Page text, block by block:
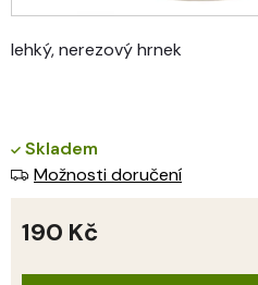
lehký, nerezový hrnek
Skladem
Možnosti doručení
190 Kč